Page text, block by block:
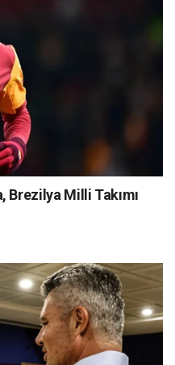
Brezilya Milli Takımı